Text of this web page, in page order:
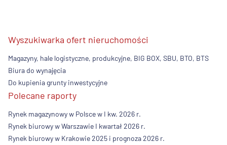
Wyszukiwarka ofert nieruchomości
Magazyny, hale logistyczne, produkcyjne, BIG BOX, SBU, BTO, BTS
Biura do wynajęcia
Do kupienia grunty inwestycyjne
Polecane raporty
Rynek magazynowy w Polsce w I kw. 2026 r.
Rynek biurowy w Warszawie I kwartał 2026 r.
Rynek biurowy w Krakowie 2025 i prognoza 2026 r.